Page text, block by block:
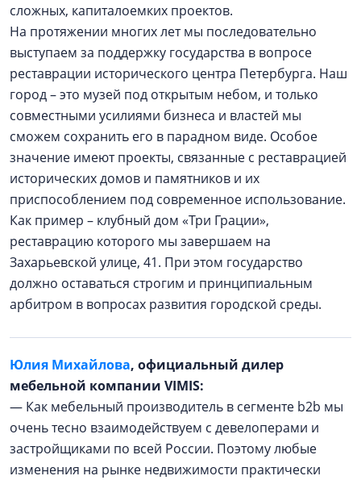
сложных, капиталоемких проектов.
На протяжении многих лет мы последовательно
выступаем за поддержку государства в вопросе
реставрации исторического центра Петербурга. Наш
город – это музей под открытым небом, и только
совместными усилиями бизнеса и властей мы
сможем сохранить его в парадном виде. Особое
значение имеют проекты, связанные с реставрацией
исторических домов и памятников и их
приспособлением под современное использование.
Как пример – клубный дом «Три Грации»,
реставрацию которого мы завершаем на
Захарьевской улице, 41. При этом государство
должно оставаться строгим и принципиальным
арбитром в вопросах развития городской среды.
Юлия Михайлова, официальный дилер
мебельной компании VIMIS:
— Как мебельный производитель в сегменте b2b мы
очень тесно взаимодействуем с девелоперами и
застройщиками по всей России. Поэтому любые
изменения на рынке недвижимости практически